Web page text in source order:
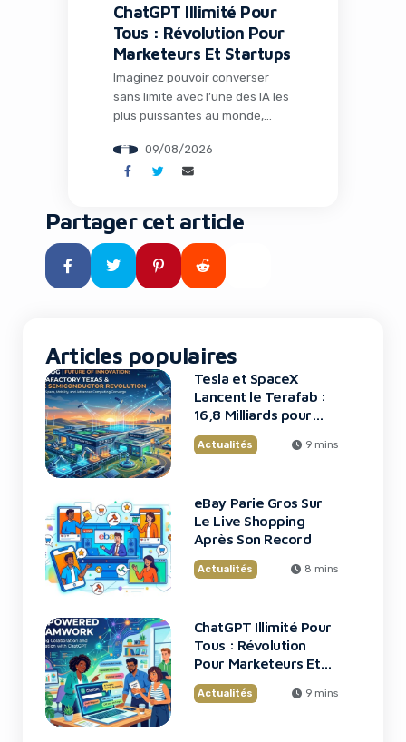
ChatGPT Illimité Pour
Tous : Révolution Pour
Marketeurs Et Startups
Imaginez pouvoir converser
sans limite avec l’une des IA les
plus puissantes au monde,
désormais une réalité grâce à
la dernière annonce d’OpenAI
professionnels du marketing,
les entrepreneurs et les
équipes de startups, cette
évolution représente bien plus
09/08/2026
Partager cet article
Articles populaires
Tesla et SpaceX
Lancent le Terafab :
16,8 Milliards pour
une Usine de Puces
Révolutionnaire
Actualités 9 mins
eBay Parie Gros Sur
Le Live Shopping
Après Son Record
Actualités 8 mins
ChatGPT Illimité Pour
Tous : Révolution
Pour Marketeurs Et
Startups
Actualités 9 mins